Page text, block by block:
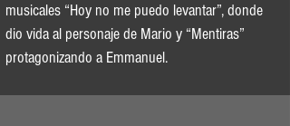
musicales “Hoy no me puedo levantar”, donde
dio vida al personaje de Mario y “Mentiras”
protagonizando a Emmanuel.